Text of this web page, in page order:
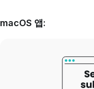
macOS 앱: